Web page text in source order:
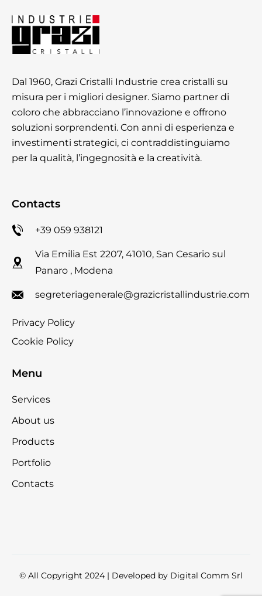
Dal 1960, Grazi Cristalli Industrie crea cristalli su
misura per i migliori designer. Siamo partner di
coloro che abbracciano l’innovazione e offrono
soluzioni sorprendenti. Con anni di esperienza e
investimenti strategici, ci contraddistinguiamo
per la qualità, l’ingegnosità e la creatività.
Contacts
+39 059 938121
Via Emilia Est 2207, 41010, San Cesario sul
Panaro , Modena
segreteriagenerale@grazicristallindustrie.com
Privacy Policy
Cookie Policy
Menu
Services
About us
Products
Portfolio
Contacts
© All Copyright 2024 | Developed by Digital Comm Srl